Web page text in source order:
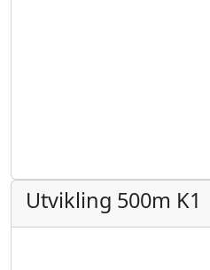
Utvikling 500m K1